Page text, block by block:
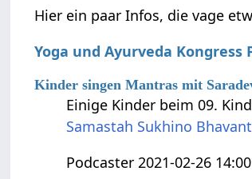
Hier ein paar Infos, die vage
Yoga und Ayurveda Kongress
Kinder singen Mantras mit
Einige Kinder beim 09.
Samastah Sukhino
Podcaster 2021-02-26